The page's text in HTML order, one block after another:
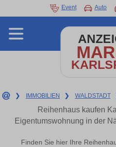
Event Auto
❯ IMMOBILIEN ❯ WALDSTADT
Reihenhaus kaufen
Eigentumswohnung in der
Finden Sie hier Ihre